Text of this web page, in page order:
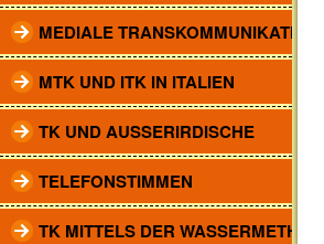
MEDIALE TRANSKOMMUNIKATION
MTK UND ITK IN ITALIEN
TK UND AUSSERIRDISCHE
TELEFONSTIMMEN
TK MITTELS DER WASSERMETHODE